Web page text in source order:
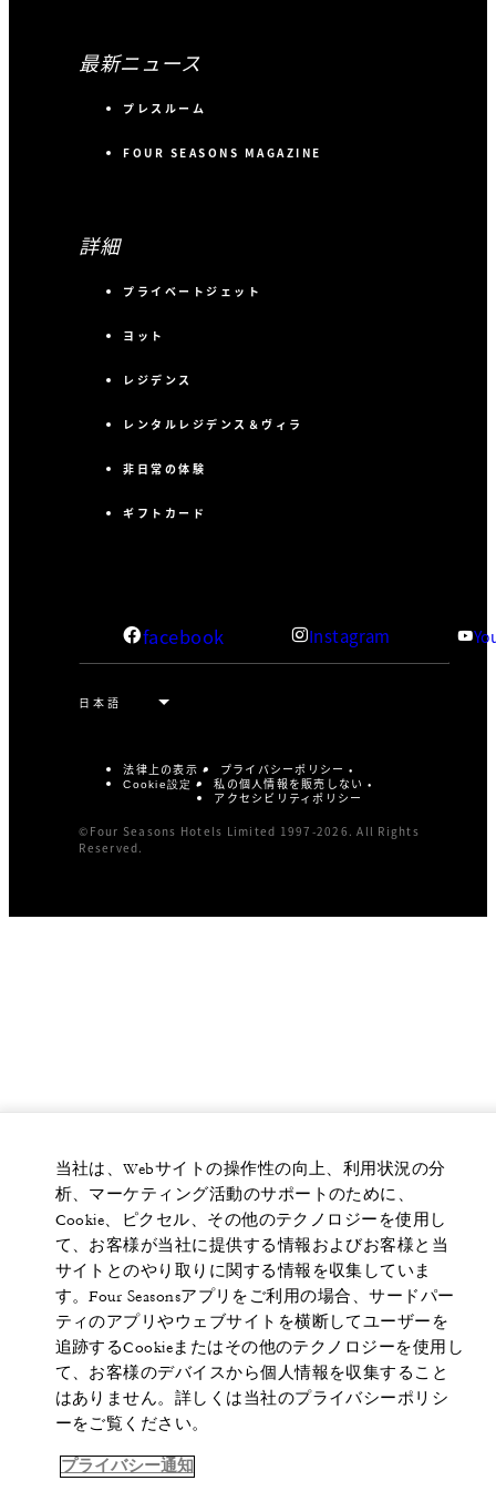
最新ニュース
プレスルーム
FOUR SEASONS MAGAZINE
詳細
プライベートジェット
ヨット
レジデンス
レンタルレジデンス＆ヴィラ
非日常の体験
ギフトカード
facebook Instagram
法律上の表示 プライバシーポリシー
Cookie設定
私の個人情報を販売しない
アクセシビリティポリシー
©Four Seasons Hotels Limited 1997-2026. All Rights
Reserved.
当社は、Webサイトの操作性の向上、利用状況の分
析、マーケティング活動のサポートのために、
Cookie、ピクセル、その他のテクノロジーを使用し
て、お客様が当社に提供する情報およびお客様と当
サイトとのやり取りに関する情報を収集していま
す。Four Seasonsアプリをご利用の場合、サードパー
ティのアプリやウェブサイトを横断してユーザーを
追跡するCookieまたはその他のテクノロジーを使用し
て、お客様のデバイスから個人情報を収集すること
はありません。詳しくは当社のプライバシーポリシ
ーをご覧ください。
プライバシー通知